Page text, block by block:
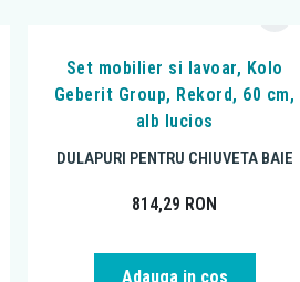
Set mobilier si lavoar, Kolo
Geberit Group, Rekord, 60 cm,
alb lucios
DULAPURI PENTRU CHIUVETA BAIE
814,29 RON
Adauga in cos